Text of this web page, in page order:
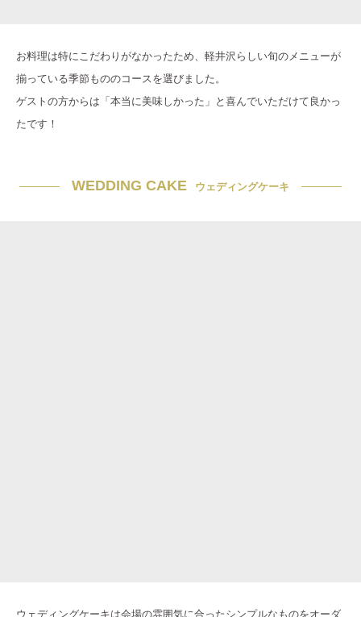
お料理は特にこだわりがなかったため、軽井沢らしい旬のメニューが
揃っている季節もののコースを選びました。
ゲストの方からは「本当に美味しかった」と喜んでいただけて良かっ
たです！
WEDDING CAKE ウェディングケーキ